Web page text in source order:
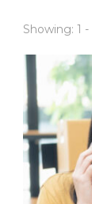
Showing: 1 -